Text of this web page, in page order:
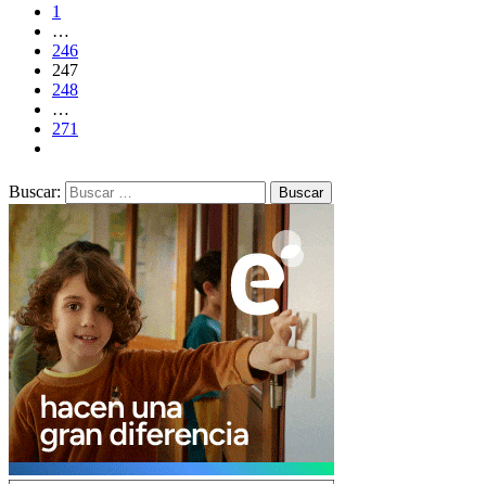
1
…
246
247
248
…
271
Buscar: